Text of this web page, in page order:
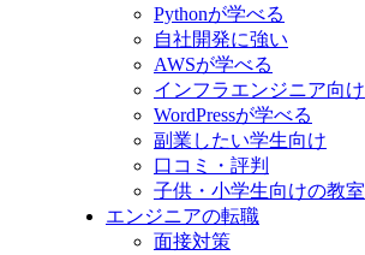
Pythonが学べる
自社開発に強い
AWSが学べる
インフラエンジニア向け
WordPressが学べる
副業したい学生向け
口コミ・評判
子供・小学生向けの教室
エンジニアの転職
面接対策